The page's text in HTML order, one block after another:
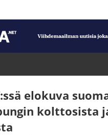
elokuva
kolttosista